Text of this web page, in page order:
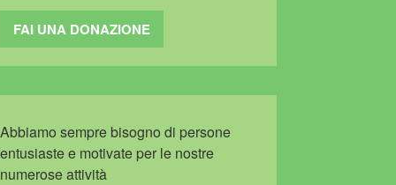
FAI UNA DONAZIONE
Abbiamo sempre bisogno di persone
entusiaste e motivate per le nostre
numerose attività